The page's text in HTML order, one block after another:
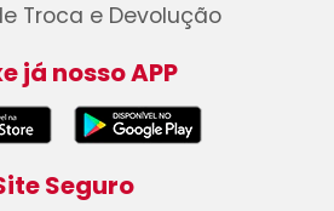
Troca e Devolução
já nosso APP
Seguro